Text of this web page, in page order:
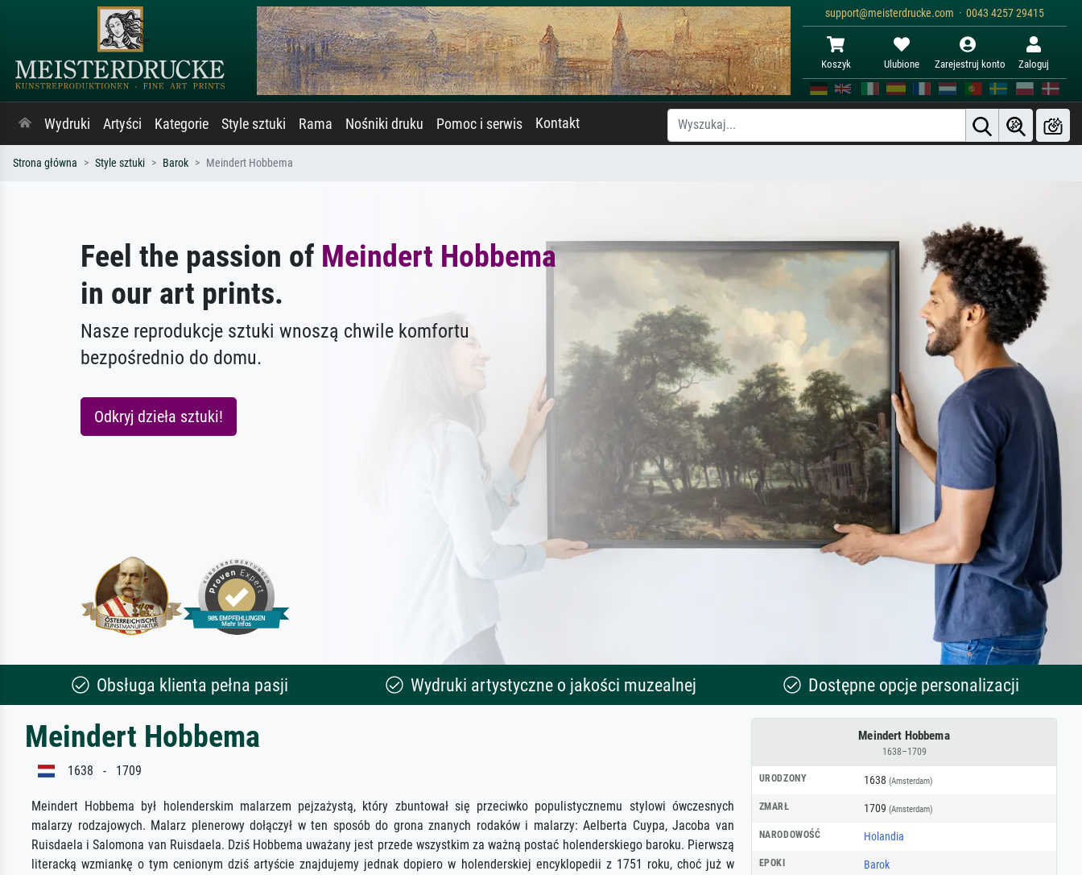
support@meisterdrucke.com · 0043 4257 29415
Koszyk Ulubione Zarejestruj konto Zaloguj
Wydruki Artyści Kategorie Style sztuki Rama Nośniki druku Pomoc i serwis Kontakt
Strona główna Style sztuki Barok Meindert Hobbema
Feel the passion of Meindert Hobbema
in our art prints.
Nasze reprodukcje sztuki wnoszą chwile komfortu
bezpośrednio do domu.
Odkryj dzieła sztuki!
Obsługa klienta pełna pasji Wydruki artystyczne o jakości muzealnej Dostępne opcje personalizacji
Meindert Hobbema
1638–1709
URODZONY 1638 (Amsterdam)
ZMARŁ 1709 (Amsterdam)
NARODOWOŚĆ Holandia
EPOKI Barok
Meindert Hobbema
1638 - 1709
Meindert Hobbema był holenderskim malarzem pejzażystą, który zbuntował się przeciwko populistycznemu stylowi ówczesnych
malarzy rodzajowych. Malarz plenerowy dołączył w ten sposób do grona znanych rodaków i malarzy: Aelberta Cuypa, Jacoba van
Ruisdaela i Salomona van Ruisdaela. Dziś Hobbema uważany jest przede wszystkim za ważną postać holenderskiego baroku. Pierwszą
literacką wzmiankę o tym cenionym dziś artyście znajdujemy jednak dopiero w holenderskiej encyklopedii z 1751 roku, choć już w